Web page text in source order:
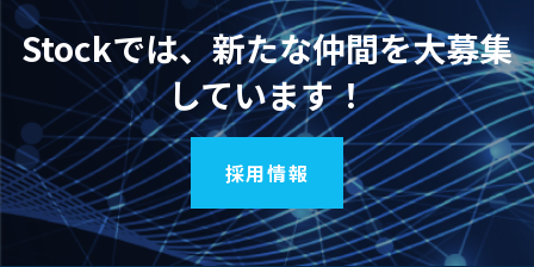
Stockでは、新たな仲間を大募集
しています！
採用情報